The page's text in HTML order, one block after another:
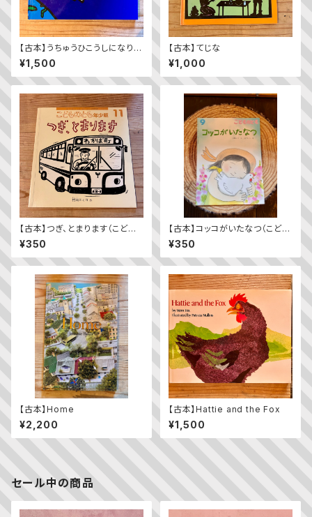
【古本】うちゅうひこうしになりた
いな
¥1,500
【古本】てじな
¥1,000
【古本】つぎ、とまります（こども
のとも年少版 2009年11月
号）（第392号）
¥350
【古本】コッコがいたなつ（こども
のとも2023年9月号）
¥350
【古本】Home
¥2,200
【古本】Hattie and the Fox
¥1,500
セール中の商品